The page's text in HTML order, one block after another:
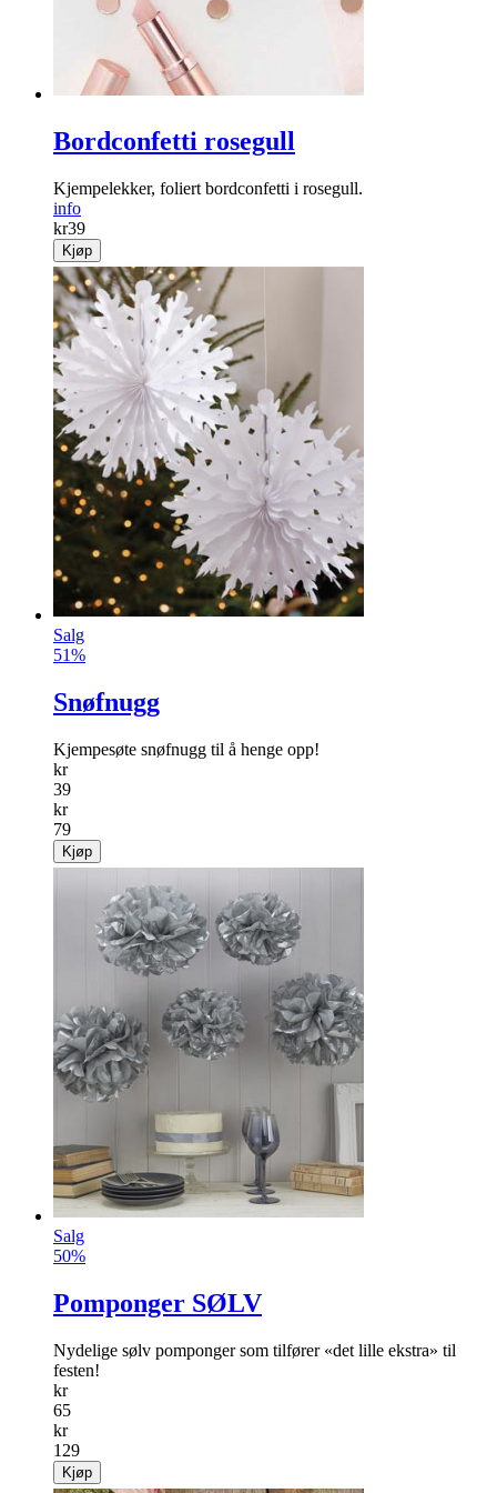
Bordconfetti rosegull
Kjempelekker, foliert bordconfetti i rosegull.
info
kr39
Kjøp
Salg
51%
Snøfnugg
Kjempesøte snøfnugg til å henge opp!
kr
39
kr
79
Kjøp
Salg
50%
Pomponger SØLV
Nydelige sølv pomponger som tilfører «det lille ekstra» til
festen!
kr
65
kr
129
Kjøp